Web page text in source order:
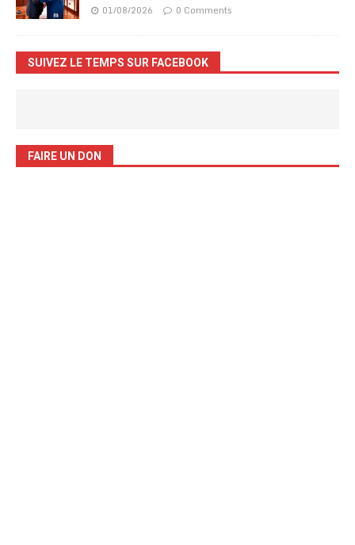
01/08/2026 0 Comments
SUIVEZ LE TEMPS SUR FACEBOOK
FAIRE UN DON